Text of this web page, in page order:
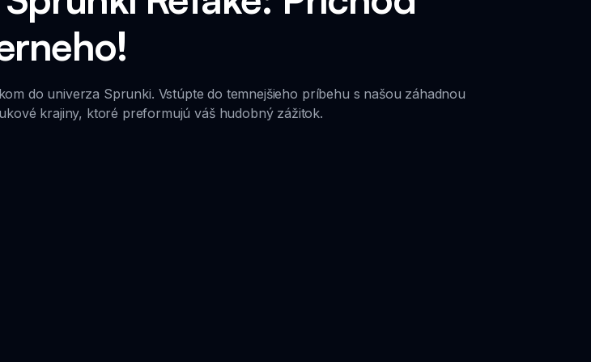
do univerza Sprunki. Vstúpte do temnejšieho príbehu s našou záhadnou
krajiny, ktoré preformujú váš hudobný zážitok.